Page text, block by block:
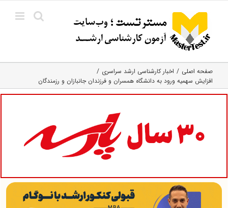
content
صفحه اصلی
اخبار کارشناسی ارشد سراسری
افزایش سهمیه ورود به دانشگاه همسران و فرزندان جانبازان و رزمندگان